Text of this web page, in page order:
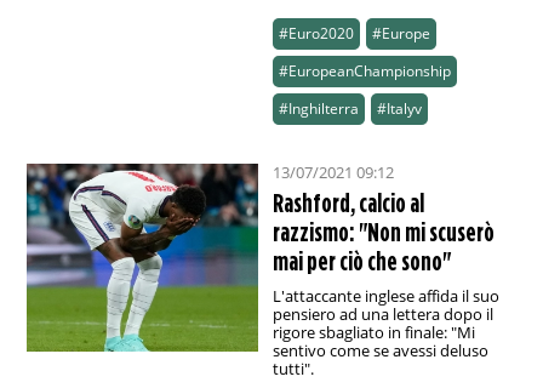
#Euro2020
#Europe
#EuropeanChampionship
#Inghilterra
#Italyv
13/07/2021 09:12
Rashford, calcio al
razzismo: "Non mi scuserò
mai per ciò che sono"
L'attaccante inglese affida il suo
pensiero ad una lettera dopo il
rigore sbagliato in finale: "Mi
sentivo come se avessi deluso
tutti".